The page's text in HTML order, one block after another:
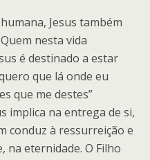
Jesus também
nesta vida
é destinado a estar
que lá onde eu
que me destes”
implica na entrega de si,
conduz à ressurreição e
na eternidade. O Filho